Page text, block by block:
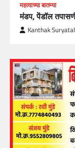
महत्वाच्या बातम्या
मंडप, पेंडॉल
Kanthak